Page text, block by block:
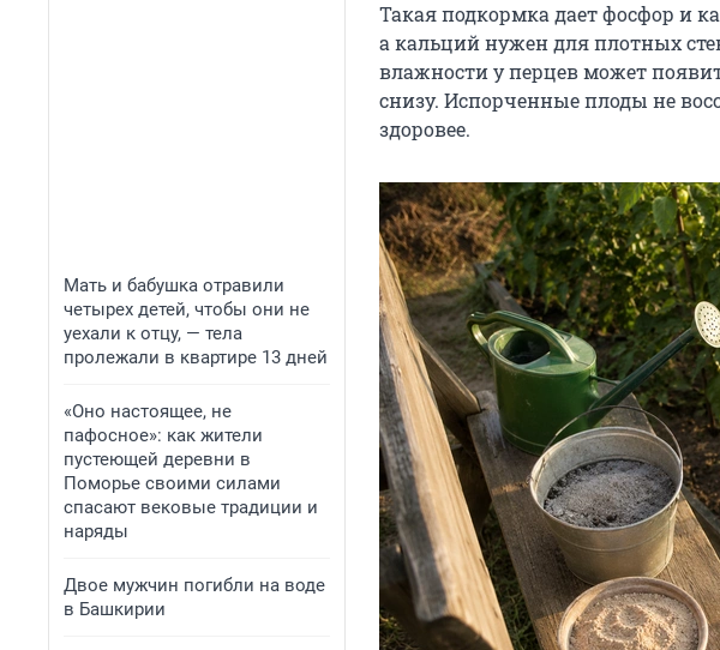
Мать и бабушка отравили
четырех детей, чтобы они не
уехали к отцу, — тела
пролежали в квартире 13 дней
«Оно настоящее, не
пафосное»: как жители
пустеющей деревни в
Поморье своими силами
спасают вековые традиции и
наряды
Двое мужчин погибли на воде
в Башкирии
Такая подкормка дает фосфор и
а кальций нужен для плотных
влажности у перцев может
снизу. Испорченные плоды не
здоровее.